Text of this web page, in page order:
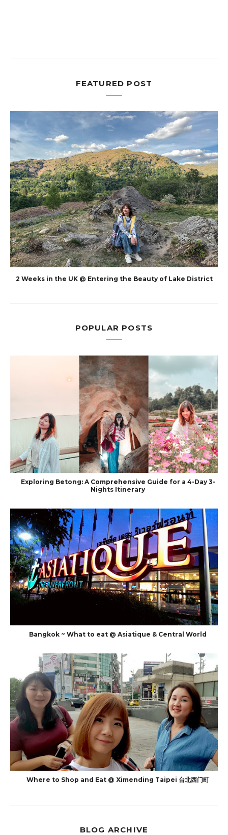
FEATURED POST
2 Weeks in the UK @ Entering the Beauty of Lake District
POPULAR POSTS
Exploring Betong: A Comprehensive Guide for a 4-Day 3-
Nights Itinerary
Bangkok ~ What to eat @ Asiatique & Central World
Where to Shop and Eat @ Ximending Taipei 台北西门町
BLOG ARCHIVE